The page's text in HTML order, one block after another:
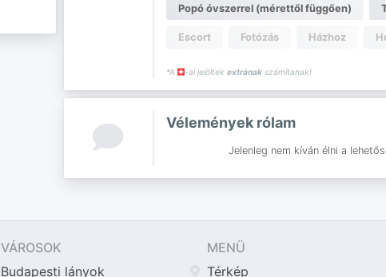
Popó óvszerrel (mérettől függően)
Escort Fotózás Házhoz
*A -al jelöltek extránakszámítanak!
Vélemények rólam
Jelenleg nem kíván élni a
VÁROSOK
Budapesti lányok
MENÜ
Térkép